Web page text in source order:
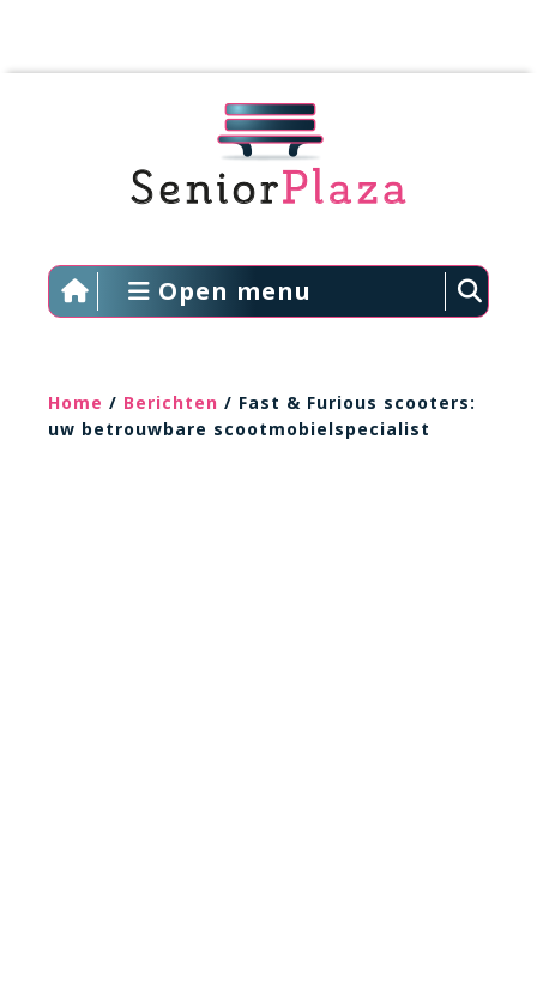
Open menu
Home / Berichten / Fast & Furious scooters:
uw betrouwbare scootmobielspecialist